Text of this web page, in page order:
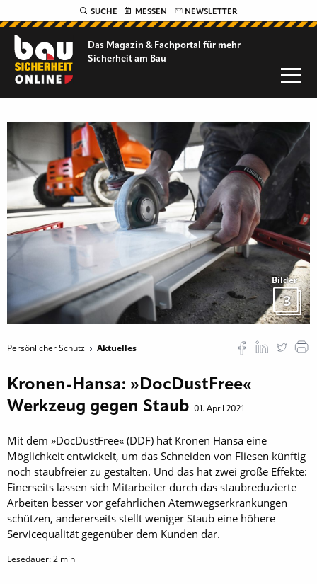
SUCHE MESSEN NEWSLETTER
Das Magazin & Fachportal für mehr
Sicherheit am Bau
Bilder
3
Persönlicher Schutz Aktuelles
Kronen-Hansa: »DocDustFree«
Werkzeug gegen Staub 01. April 2021
Mit dem »DocDustFree« (DDF) hat Kronen Hansa eine
Möglichkeit entwickelt, um das Schneiden von Fliesen künftig
noch staubfreier zu gestalten. Und das hat zwei große Effekte:
Einerseits lassen sich Mitarbeiter durch das staubreduzierte
Arbeiten besser vor gefährlichen Atemwegserkrankungen
schützen, andererseits stellt weniger Staub eine höhere
Servicequalität gegenüber dem Kunden dar.
Lesedauer:2 min